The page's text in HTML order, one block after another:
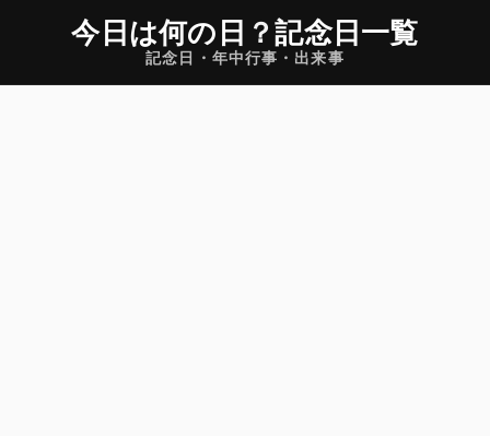
今日は何の日 ？記念日一覧
記念日・年中行事・出来事